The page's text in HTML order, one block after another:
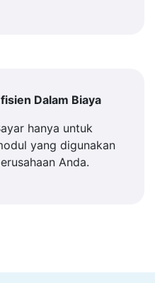
Dalam Biaya
hanya untuk
yang digunakan
Anda.